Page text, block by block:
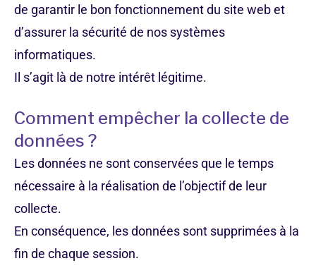
de garantir le bon fonctionnement du site web et
d’assurer la sécurité de nos systèmes
informatiques.
Il s’agit là de notre intérêt légitime.
Comment empêcher la collecte de
données ?
Les données ne sont conservées que le temps
nécessaire à la réalisation de l’objectif de leur
collecte.
En conséquence, les données sont supprimées à la
fin de chaque session.